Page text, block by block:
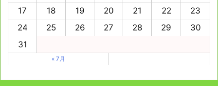
17
18 19 20 21 22
23
24
25 26 27 28 29
30
31
« 7月